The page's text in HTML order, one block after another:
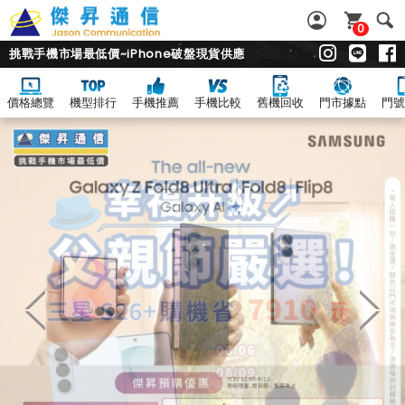
0
挑戰手機市場最低價~iPhone破盤現貨供應
價格總覽 機型排行 手機推薦 手機比較 舊機回收 門市據點 門